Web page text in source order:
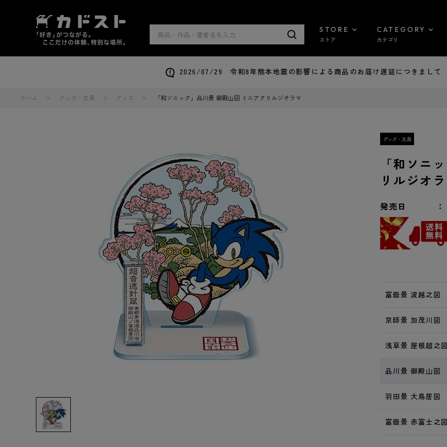
STORE
ストア
CATEGORY
カテゴリ
2026/07/29 令和8年熊本地震の影響による商品のお届け遅延につきまして
ホーム グッズ・文具 グッズ 「和ソニック」品川景 御殿山図 ミニアクリルジオラマ
「和ソニ
リルジオ
発売日
富嶽景 波越之図
京師景 加茂川図
浅草景 屋根超之
品川景 御殿山図
羽田景 大鳥居図
富嶽景 赤富士之